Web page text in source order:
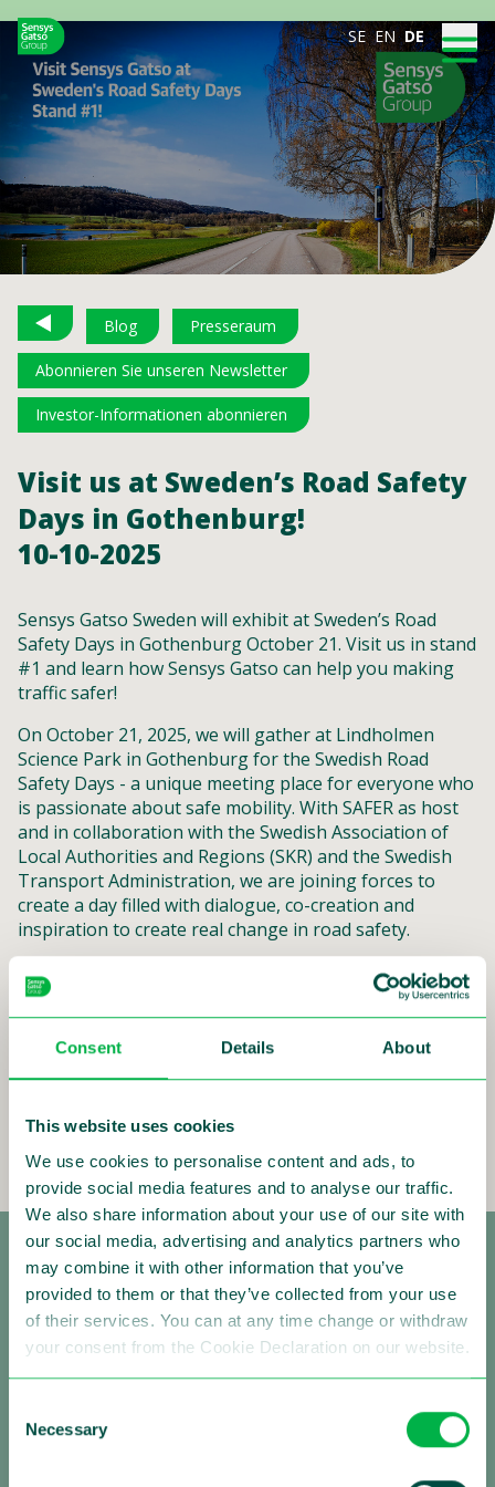
Consent Details About
This website uses cookies
We use cookies to personalise content and ads, to
provide social media features and to analyse our traffic.
We also share information about your use of our site with
our social media, advertising and analytics partners who
may combine it with other information that you’ve
provided to them or that they’ve collected from your use
of their services. You can at any time change or withdraw
your consent from the Cookie Declaration on our website.
Selection
Necessary
SE EN DE
Blog Presseraum
Abonnieren Sie unseren Newsletter
Investor-Informationen abonnieren
Visit us at Sweden’s Road Safety
Days in Gothenburg!
10-10-2025
Sensys Gatso Sweden will exhibit at Sweden’s Road
Safety Days in Gothenburg October 21. Visit us in stand
#1 and learn how Sensys Gatso can help you making
traffic safer!
On October 21, 2025, we will gather at Lindholmen
Science Park in Gothenburg for the Swedish Road
Safety Days - a unique meeting place for everyone who
is passionate about safe mobility. With SAFER as host
and in collaboration with the Swedish Association of
Local Authorities and Regions (SKR) and the Swedish
Transport Administration, we are joining forces to
create a day filled with dialogue, co-creation and
inspiration to create real change in road safety.
Read more:
https://mkon.nu/trafiksakerhetskonferens
Welcome to visit us!
#sensysgatso #makingtrafficsafer